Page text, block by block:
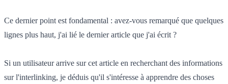
Ce dernier point est fondamental : avez-vous remarqué que quelques
lignes plus haut, j'ai lié le dernier article que j'ai écrit ?
Si un utilisateur arrive sur cet article en recherchant des informations
sur l'interlinking, je déduis qu'il s'intéresse à apprendre des choses